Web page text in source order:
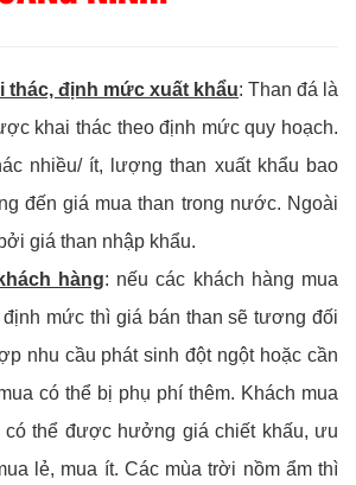
thác, định mức xuất khẩu: Than đá là
khai thác theo định mức quy hoạch.
nhiều/ ít, lượng than xuất khẩu bao
đến giá mua than trong nước. Ngoài
giá than nhập khẩu.
hàng: nếu các khách hàng mua
mức thì giá bán than sẽ tương đối
nhu cầu phát sinh đột ngột hoặc cần
có thể bị phụ phí thêm. Khách mua
thể được hưởng giá chiết khấu, ưu
lẻ, mua ít. Các mùa trời nồm ẩm thì